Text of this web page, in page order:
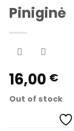
Piniginė
16,00 €
Out of stock